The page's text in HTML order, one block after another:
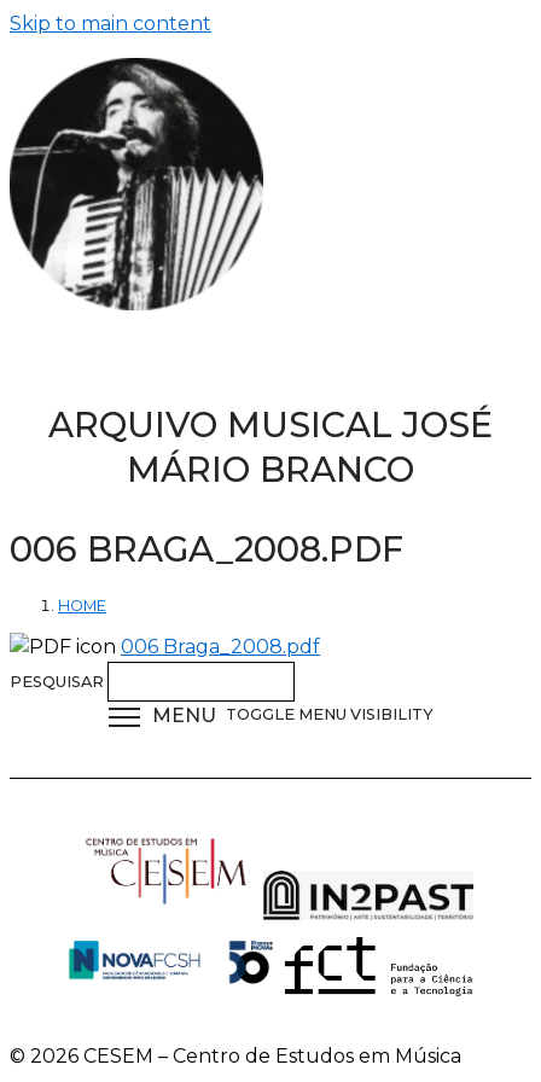
Skip to main content
ARQUIVO MUSICAL JOSÉ
MÁRIO BRANCO
006 BRAGA_2008.PDF
HOME
006 Braga_2008.pdf
PESQUISAR
MENU TOGGLE MENU VISIBILITY
© 2026 CESEM – Centro de Estudos em Música